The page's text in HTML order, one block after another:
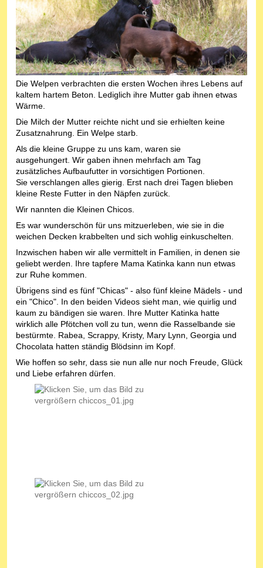
Die Welpen verbrachten die ersten Wochen ihres Lebens auf
kaltem hartem Beton. Lediglich ihre Mutter gab ihnen etwas
Wärme.
Die Milch der Mutter reichte nicht und sie erhielten keine
Zusatznahrung. Ein Welpe starb.
Als die kleine Gruppe zu uns kam, waren sie
ausgehungert. Wir gaben ihnen mehrfach am Tag
zusätzliches Aufbaufutter in vorsichtigen Portionen.
Sie verschlangen alles gierig. Erst nach drei Tagen blieben
kleine Reste Futter in den Näpfen zurück.
Wir nannten die Kleinen Chicos.
Es war wunderschön für uns mitzuerleben, wie sie in die
weichen Decken krabbelten und sich wohlig einkuschelten.
Inzwischen haben wir alle vermittelt in Familien, in denen sie
geliebt werden. Ihre tapfere Mama Katinka kann nun etwas
zur Ruhe kommen.
Übrigens sind es fünf "Chicas" - also fünf kleine Mädels - und
ein "Chico". In den beiden Videos sieht man, wie quirlig und
kaum zu bändigen sie waren. Ihre Mutter Katinka hatte
wirklich alle Pfötchen voll zu tun, wenn die Rasselbande sie
bestürmte. Rabea, Scrappy, Kristy, Mary Lynn, Georgia und
Chocolata hatten ständig Blödsinn im Kopf.
Wie hoffen so sehr, dass sie nun alle nur noch Freude, Glück
und Liebe erfahren dürfen.